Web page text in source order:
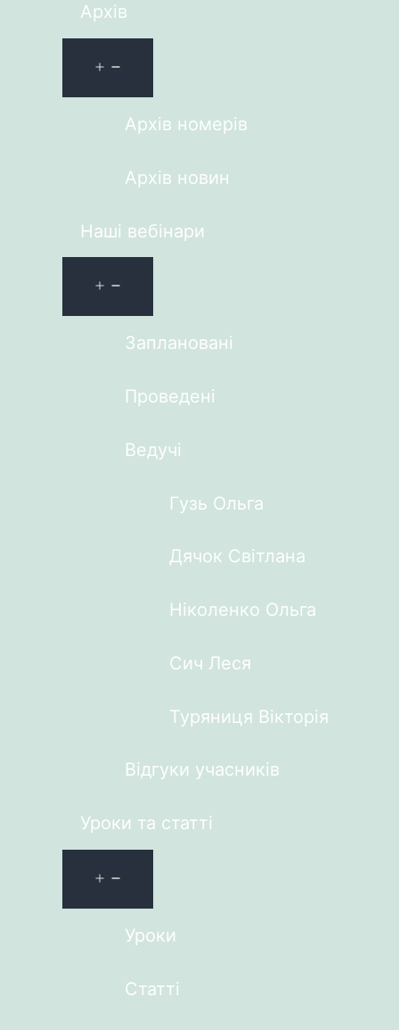
Архів
Архів номерів
Архів новин
Наші вебінари
Заплановані
Проведені
Ведучі
Гузь Ольга
Дячок Світлана
Ніколенко Ольга
Сич Леся
Туряниця Вікторія
Відгуки учасників
Уроки та статті
Уроки
Статті